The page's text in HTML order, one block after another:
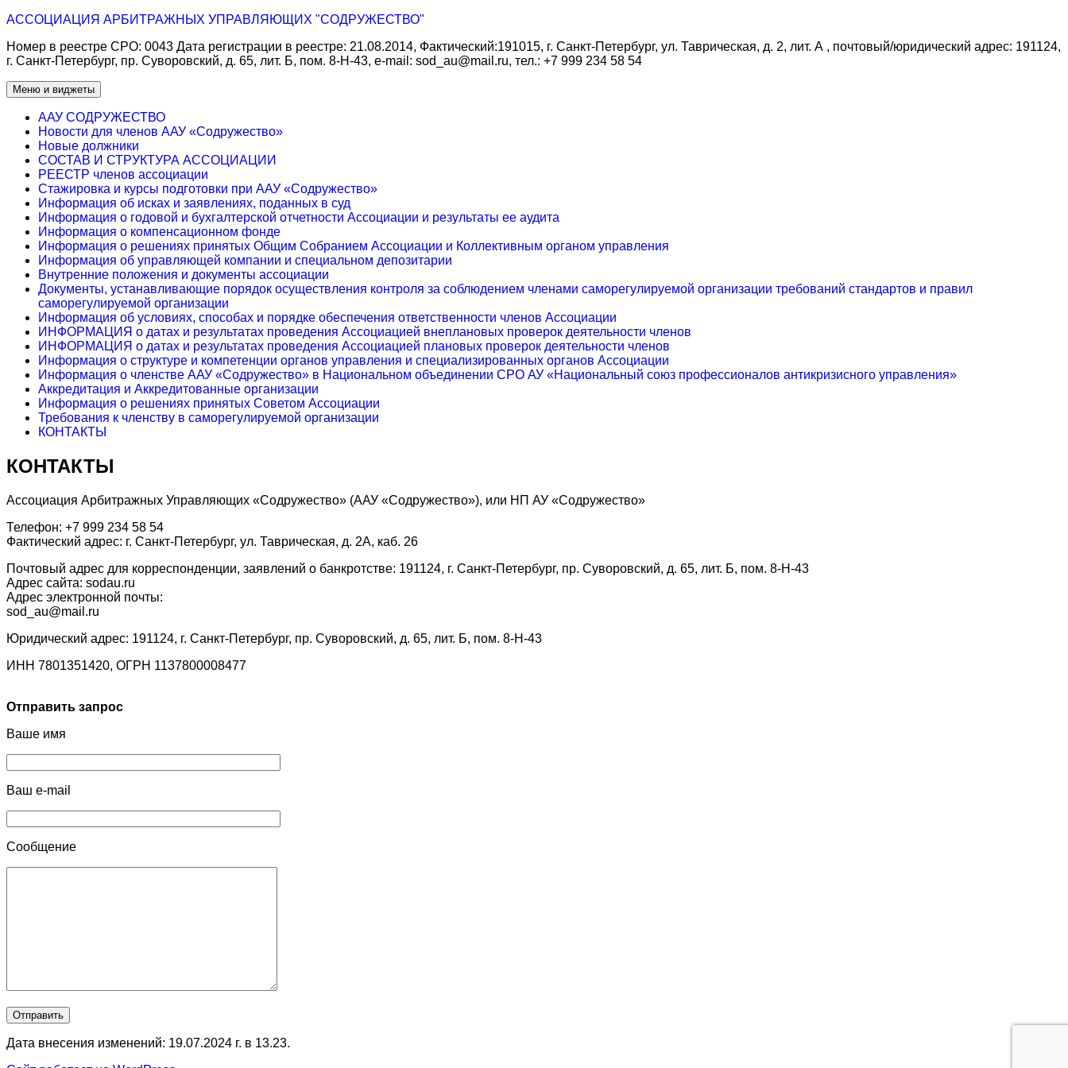
Перейти
содержимому
АССОЦИАЦИЯ АРБИТРАЖНЫХ УПРАВЛЯЮЩИХ "СОДРУЖЕСТВО"
Номер в реестре СРО: 0043 Дата регистрации в реестре: 21.08.2014, Фактический:191015, г. Санкт-Петербург, ул. Таврическая, д. 2, лит. А , почтовый/юридический адрес: 191124,
г. Санкт-Петербург, пр. Суворовский, д. 65, лит. Б, пом. 8-Н-43, e-mаil: sod_au@mail.ru, тел.: +7 999 234 58 54
Меню и виджеты
ААУ СОДРУЖЕСТВО
Новости для членов ААУ «Содружество»
Новые должники
СОСТАВ И СТРУКТУРА АССОЦИАЦИИ
РЕЕСТР членов ассоциации
Стажировка и курсы подготовки при ААУ «Содружество»
Информация об исках и заявлениях, поданных в суд
Информация о годовой и бухгалтерской отчетности Ассоциации и результаты ее аудита
Информация о компенсационном фонде
Информация о решениях принятых Общим Собранием Ассоциации и Коллективным органом управления
Информация об управляющей компании и специальном депозитарии
Внутренние положения и документы ассоциации
Документы, устанавливающие порядок осуществления контроля за соблюдением членами саморегулируемой организации требований стандартов и правил
саморегулируемой организации
Информация об условиях, способах и порядке обеспечения ответственности членов Ассоциации
ИНФОРМАЦИЯ о датах и результатах проведения Ассоциацией внеплановых проверок деятельности членов
ИНФОРМАЦИЯ о датах и результатах проведения Ассоциацией плановых проверок деятельности членов
Информация о структуре и компетенции органов управления и специализированных органов Ассоциации
Информация о членстве ААУ «Содружество» в Национальном объединении СРО АУ «Национальный союз профессионалов антикризисного управления»
Аккредитация и Аккредитованные организации
Информация о решениях принятых Советом Ассоциации
Требования к членству в саморегулируемой организации
КОНТАКТЫ
КОНТАКТЫ
Ассоциация Арбитражных Управляющих «Содружество» (ААУ «Содружество»), или НП АУ «Содружество»
Телефон: +7 999 234 58 54
Фактический адрес: г. Санкт-Петербург, ул. Таврическая, д. 2А, каб. 26
Почтовый адрес для корреспонденции, заявлений о банкротстве: 191124, г. Санкт-Петербург, пр. Суворовский, д. 65, лит. Б, пом. 8-Н-43
Адрес сайта: sodau.ru
Адрес электронной почты:
sod_au@mail.ru
Юридический адрес: 191124, г. Санкт-Петербург, пр. Суворовский, д. 65, лит. Б, пом. 8-Н-43
ИНН 7801351420, ОГРН 1137800008477
Отправить запрос
Ваше имя
Ваш e-mail
Сообщение
Дата внесения изменений: 19.07.2024 г. в 13.23.